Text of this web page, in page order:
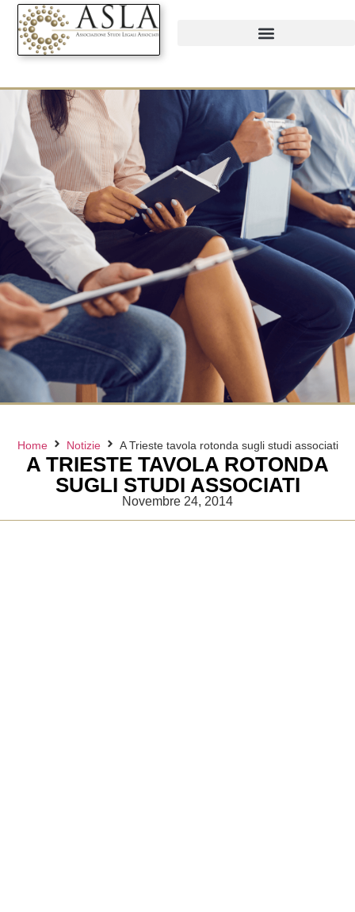
Home Notizie A Trieste tavola rotonda sugli studi associati
A TRIESTE TAVOLA ROTONDA
SUGLI STUDI ASSOCIATI
Novembre 24, 2014